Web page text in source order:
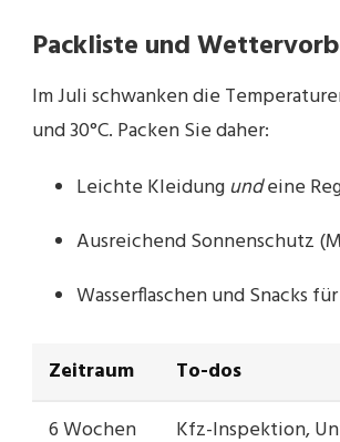
Packliste und
Im Juli schwanken die
und 30°C. Packen Sie daher:
Leichte Kleidungundeine
Ausreichend Sonnenschutz
Wasserflaschen und Snacks
Zeitraum
To-dos
6 Wochen
Kfz-Inspektion,